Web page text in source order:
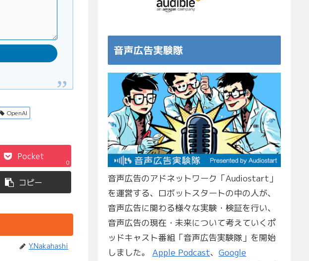
OpenAI
Pocket
0
コピー
Y.Nakahashi
音声広告実験隊
音声広告のアドネットワーク「Audiostart」
を運営する、ロボットスタートの中の人が、
音声広告に関わる様々な実験・検証を行い、
音声広告の現在・未来について考えていくポ
ッドキャスト番組「音声広告実験隊」を開始
しました。 Apple Podcast、 Google